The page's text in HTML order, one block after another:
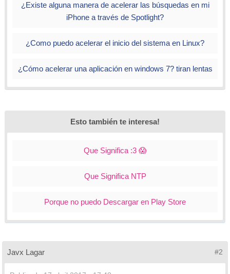
YouTube!
Le das al play para que empiece el vídeo. Ahora le pulsas
¿Existe alguna manera de acelerar las búsquedas en mi
iPhone a través de Spotlight?
¿Como puedo acelerar el inicio del sistema en Linux?
¿Cómo acelerar una aplicación en windows 7? tiran lentas
Esto también te interesa!
Que Significa :3 😱
Que Significa NTP
Porque no puedo Descargar en Play Store
Javx Lagar #2